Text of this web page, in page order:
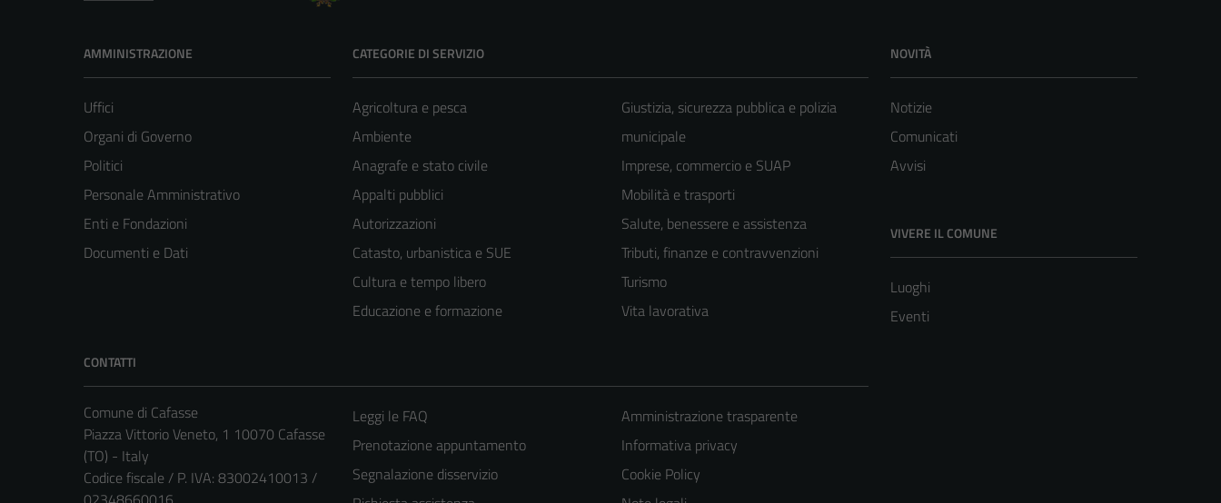
AMMINISTRAZIONE
Uffici
Organi di Governo
Politici
Personale Amministrativo
Enti e Fondazioni
Documenti e Dati
CATEGORIE DI SERVIZIO
Agricoltura e pesca
Ambiente
Anagrafe e stato civile
Appalti pubblici
Autorizzazioni
Catasto, urbanistica e SUE
Cultura e tempo libero
Educazione e formazione
Giustizia, sicurezza pubblica e polizia
municipale
Imprese, commercio e SUAP
Mobilità e trasporti
Salute, benessere e assistenza
Tributi, finanze e contravvenzioni
Turismo
Vita lavorativa
NOVITÀ
Notizie
Comunicati
Avvisi
VIVERE IL COMUNE
Luoghi
Eventi
CONTATTI
Comune di Cafasse
Piazza Vittorio Veneto, 1 10070 Cafasse
(TO) - Italy
Codice fiscale / P. IVA: 83002410013 /
Leggi le FAQ
Prenotazione appuntamento
Segnalazione disservizio
Amministrazione trasparente
Informativa privacy
Cookie Policy